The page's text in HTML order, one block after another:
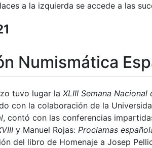
a la izquierda se accede a las
Numismática
tuvo lugar la XLIII Semana Nacional
con la colaboración de la
, contó con las conferencias
y Manuel Rojas: Proclamas
del libro de Homenaje a Josep